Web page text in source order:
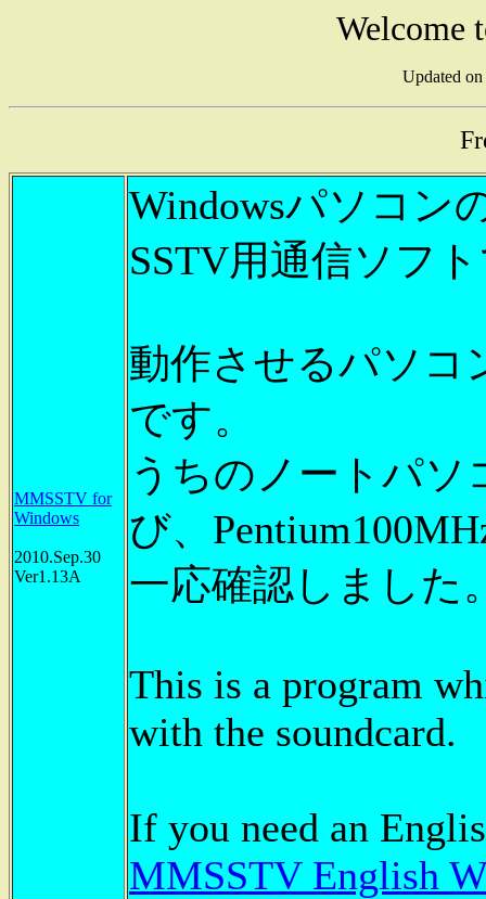
Welcome
Updated
MMSSTV for
Windows
2010.Sep.30
Ver1.13A
Windowsパソコン
SSTV用通信ソフ
動作させるパソコ
です。
うちのノートパソ
び、
一応確認しました
This is a program
with the soundcard.
If you need an
MMSSTV English